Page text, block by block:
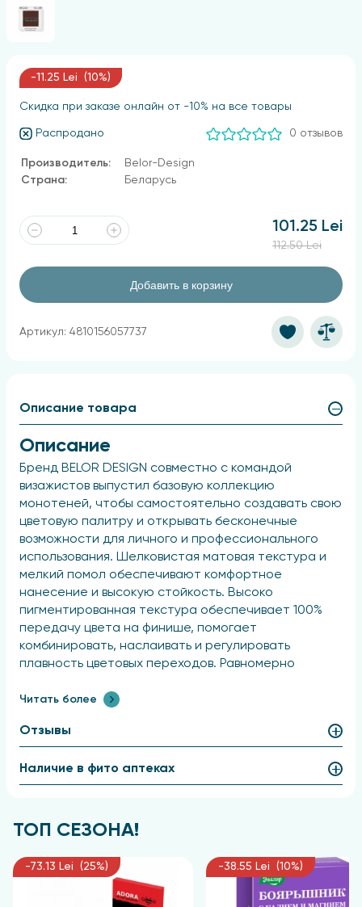
-11.25 Lei (10%)
Скидка при заказе онлайн от -10% на все товары
Распродано 0 отзывов
Производитель:
Belor-Design
Страна:
Беларусь
101.25 Lei
112.50 Lei
Добавить в корзину
Артикул: 4810156057737
Описание товара
Описание
Бренд BELOR DESIGN совместно с командой
визажистов выпустил базовую коллекцию
монотеней, чтобы самостоятельно создавать свою
цветовую палитру и открывать бесконечные
возможности для личного и профессионального
использования. Шелковистая матовая текстура и
мелкий помол обеспечивают комфортное
нанесение и высокую стойкость. Высоко
пигментированная текстура обеспечивает 100%
передачу цвета на финише, помогает
комбинировать, наслаивать и регулировать
плавность цветовых переходов. Равномерно
хорошо поддается тщательной растушевке в
придает ощущение отсутствия макияжа.
теплых и холодных базовых, а также акцентных
тонов, которая соберет ваш повседневный образ
Стильный квадратный кейс с видимостью оттенка
Рекомендация: жирному и нависшему типу века
рекомендуется наносить тени на базу.
Способ применения
Читать более
Отзывы
Наличие в фито аптеках
ТОП СЕЗОНА!
-73.13 Lei (25%) -38.55 Lei (10%)